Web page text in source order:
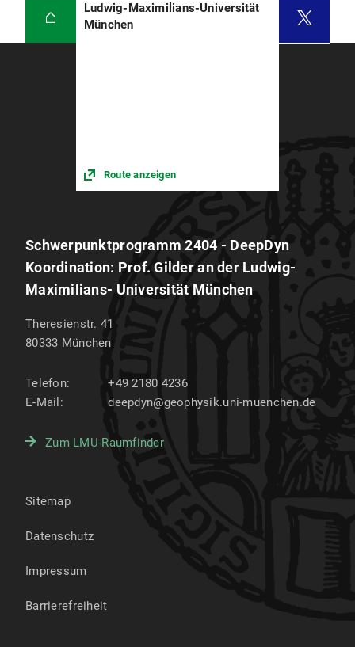
Ludwig-Maximilians-Universität
München
Route anzeigen
Schwerpunktprogramm 2404 - DeepDyn
Koordination: Prof. Gilder an der Ludwig-
Maximilians- Universität München
Theresienstr. 41
80333 München
Telefon:
+49 2180 4236
E-Mail:
deepdyn@geophysik.uni-muenchen.de
Zum LMU-Raumfinder
Sitemap
Datenschutz
Impressum
Barrierefreiheit